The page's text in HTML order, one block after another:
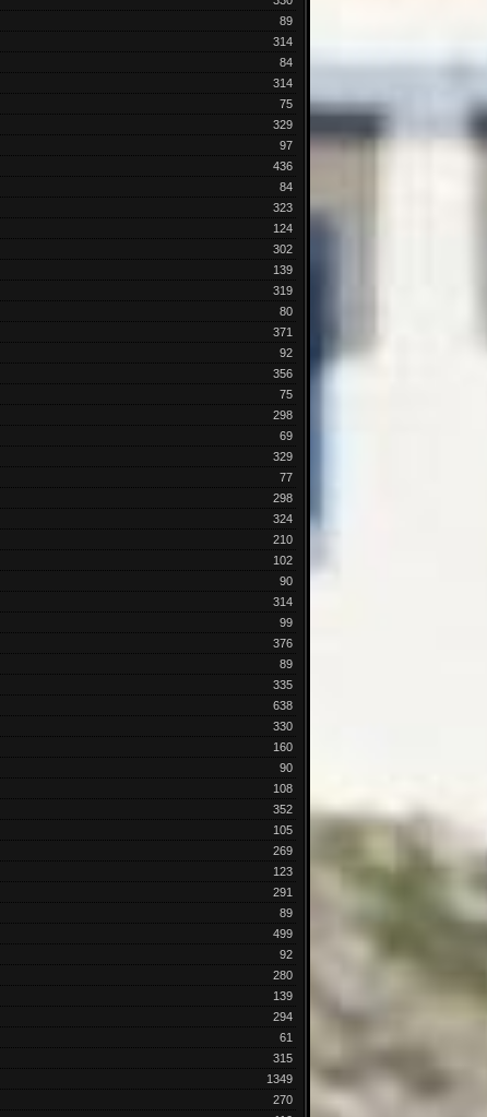
89
314
84
314
75
329
97
436
84
323
124
302
139
319
80
371
92
356
75
298
69
329
77
298
324
210
102
90
314
99
376
89
335
638
330
160
90
108
352
105
269
123
291
89
499
92
280
139
294
61
315
1349
270